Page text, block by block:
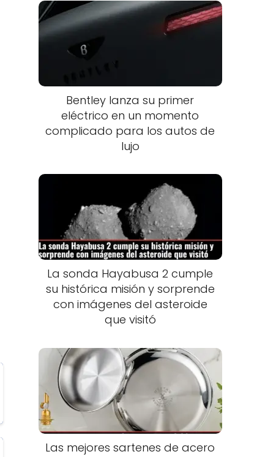
Bentley lanza su primer
eléctrico en un momento
complicado para los autos de
lujo
La sonda Hayabusa 2 cumple
su histórica misión y sorprende
con imágenes del asteroide
que visitó
Las mejores sartenes de acero